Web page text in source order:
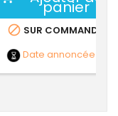
panier
 SUR COMMANDE
Date annoncée